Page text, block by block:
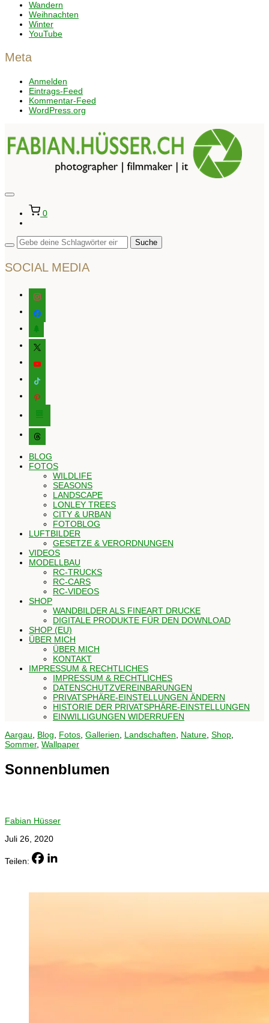
Wandern
Weihnachten
Winter
YouTube
Meta
Anmelden
Eintrags-Feed
Kommentar-Feed
WordPress.org
Seitenleiste
Navigation
umschalten
0
SOCIAL MEDIA
instagram
facebook
tree
x
editor-
kitchensink
threads
BLOG
FOTOS
WILDLIFE
SEASONS
LANDSCAPE
LONLEY TREES
CITY & URBAN
FOTOBLOG
LUFTBILDER
GESETZE & VERORDNUNGEN
VIDEOS
MODELLBAU
RC-TRUCKS
RC-CARS
RC-VIDEOS
SHOP
WANDBILDER ALS FINEART DRUCKE
DIGITALE PRODUKTE FÜR DEN DOWNLOAD
SHOP (EU)
ÜBER MICH
ÜBER MICH
KONTAKT
IMPRESSUM & RECHTLICHES
IMPRESSUM & RECHTLICHES
DATENSCHUTZVEREINBARUNGEN
PRIVATSPHÄRE-EINSTELLUNGEN ÄNDERN
HISTORIE DER PRIVATSPHÄRE-EINSTELLUNGEN
EINWILLIGUNGEN WIDERRUFEN
Aargau
Blog Fotos Gallerien Landschaften Nature Shop
Sommer, Wallpaper
Sonnenblumen
Fabian Hüsser
Juli 26, 2020
Teilen: